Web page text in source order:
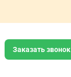
Заказать звонок